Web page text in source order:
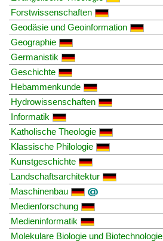
Forstwissenschaften
Geodäsie und Geoinformation
Geographie
Germanistik
Geschichte
Hebammenkunde
Hydrowissenschaften
Informatik
Katholische Theologie
Klassische Philologie
Kunstgeschichte
Landschaftsarchitektur
Maschinenbau
Medienforschung
Medieninformatik
Molekulare Biologie und Biotechnologie